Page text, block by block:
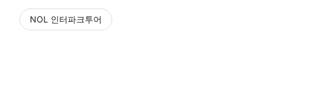
NOL 인터파크투어